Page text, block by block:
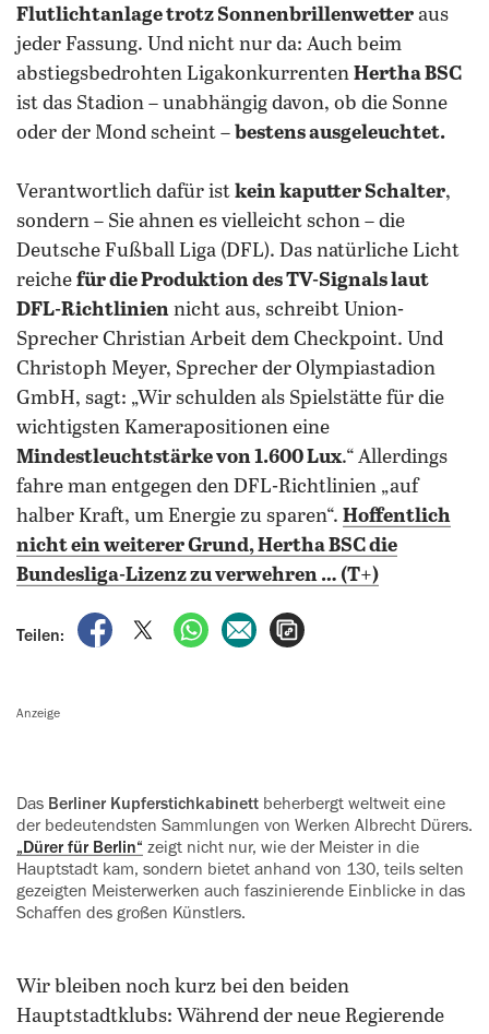
Flutlichtanlage trotz Sonnenbrillenwetter aus
jeder Fassung. Und nicht nur da: Auch beim
abstiegsbedrohten Ligakonkurrenten Hertha BSC
ist das Stadion – unabhängig davon, ob die Sonne
oder der Mond scheint – bestens ausgeleuchtet.
Verantwortlich dafür ist kein kaputter Schalter,
sondern – Sie ahnen es vielleicht schon – die
Deutsche Fußball Liga (DFL). Das natürliche Licht
reiche für die Produktion des TV-Signals laut
DFL-Richtlinien nicht aus, schreibt Union-
Sprecher Christian Arbeit dem Checkpoint. Und
Christoph Meyer, Sprecher der Olympiastadion
GmbH, sagt: „Wir schulden als Spielstätte für die
wichtigsten Kamerapositionen eine
Mindestleuchtstärke von 1.600 Lux.“ Allerdings
fahre man entgegen den DFL-Richtlinien „auf
halber Kraft, um Energie zu sparen“. Hoffentlich
nicht ein weiterer Grund, Hertha BSC die
Bundesliga-Lizenz zu verwehren … (T+)
Teilen:
auf Facebook teilen
auf X teilenper WhatsApp teilen
per E-Mail teilen
Anzeige
Das Berliner Kupferstichkabinett be‍herbergt weltweit eine
der bedeutendsten Sammlungen von Werken ‍Albrecht Dürers.
„Dürer für Berlin“ zeigt nicht nur, wie der Meister in die
Hauptstadt kam, sondern bietet anhand von 130, teils selten
gezeigten Meisterwerken auch faszinierende ‍Einblicke in das
Schaffen des großen Künstlers.
Wir bleiben noch kurz bei den beiden
Hauptstadtklubs: Während der neue Regierende